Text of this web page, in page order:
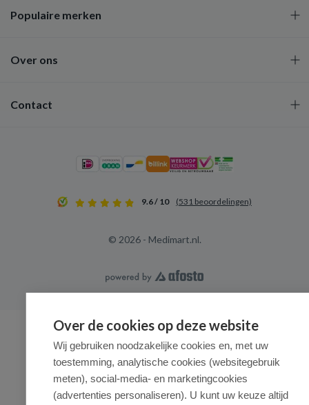
Populaire merken
Over ons
Contact
9.6 / 10 (531 beoordelingen)
© 2026 - Medimart.nl.
Over de cookies op deze website
Wij gebruiken noodzakelijke cookies en, met uw
toestemming, analytische cookies (websitegebruik
meten), social-media- en marketingcookies
(advertenties personaliseren). U kunt uw keuze altijd